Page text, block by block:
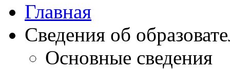
Главная
Сведения об
Основные сведения